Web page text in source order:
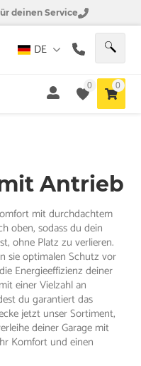
deinen Service
DE
0 0
Antrieb
mit durchdachtem
oben, sodass du dein
ohne Platz zu verlieren.
sie optimalen Schutz vor
Energieeffizienz deiner
einer Vielzahl an
du garantiert das
jetzt unser Sortiment,
deiner Garage mit
Komfort und einen